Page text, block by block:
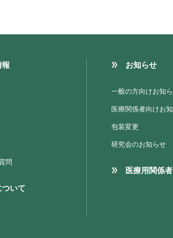
報
問
いて
お知らせ
一般の方向けお知
医療関係者向けお
包装変更
研究会のお知らせ
医療用関係